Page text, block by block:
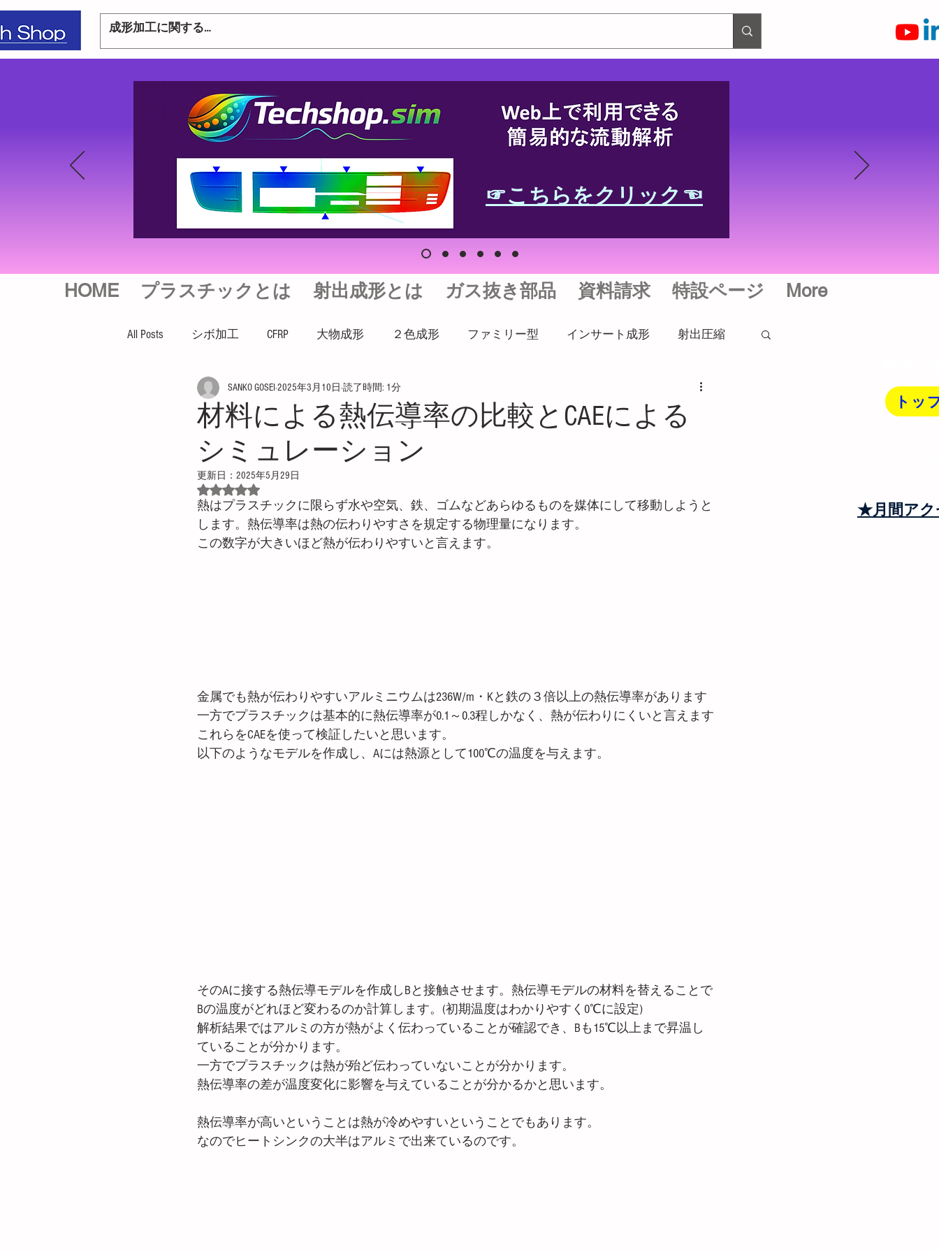
☞こちらをクリック☜
HOME プラスチックとは 射出成形とは ガス抜き部品 資料請求 特設ページ More
All Posts シボ加工 CFRP 大物成形 ２色成形 ファミリー型 インサート成形 射出圧縮
ハイサイクル 高外観成形 打ち抜き成形
ガス焼け プレッシャーマーク バリ ウエルドライン
プレス成形機 イエプコ 粘度測定 CAE 発泡成形 サービス ホットランナー
材料による熱伝導率の比較とCAEによる
シミュレーション
SANKO GOSEI 2025年3月10日 読了時間: 1分
更新日： 2025年5月29日
5つ星のうちNaNと評価されています。
熱はプラスチックに限らず水や空気、鉄、ゴムなどあらゆるものを媒体にして移動しようと
します。熱伝導率は熱の伝わりやすさを規定する物理量になります。
この数字が大きいほど熱が伝わりやすいと言えます。
金属でも熱が伝わりやすいアルミニウムは236W/m・Kと鉄の３倍以上の熱伝導率があります
一方でプラスチックは基本的に熱伝導率が0.1～0.3程しかなく、熱が伝わりにくいと言えます
これらをCAEを使って検証したいと思います。
以下のようなモデルを作成し、Aには熱源として100℃の温度を与えます。
そのAに接する熱伝導モデルを作成しBと接触させます。熱伝導モデルの材料を替えることで
Bの温度がどれほど変わるのか計算します。(初期温度はわかりやすく0℃に設定)
解析結果ではアルミの方が熱がよく伝わっていることが確認でき、Bも15℃以上まで昇温し
ていることが分かります。
一方でプラスチックは熱が殆ど伝わっていないことが分かります。
熱伝導率の差が温度変化に影響を与えていることが分かるかと思います。
熱伝導率が高いということは熱が冷めやすいということでもあります。
なのでヒートシンクの大半はアルミで出来ているのです。
トッ
★月間ア